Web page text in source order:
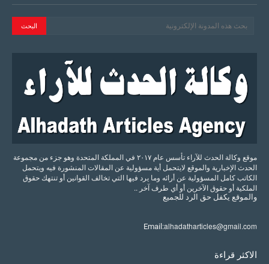
موقع وكالة الحدث للآراء تأسس عام ٢٠١٧ في المملكة المتحدة وهو جزء من مجموعة
الحدث الإخبارية والموقع لايتحمل أية مسؤولية عن المقالات المنشورة فيه ويتحمل
الكاتب كامل المسؤولية عن أرائه وما يرد فيها التي تخالف القوانين أو تنتهك حقوق
الملكية أو حقوق الآخرين أو أي طرف آخر ..
والموقع يكفل حق الرد للجميع
Email:alhadatharticles@gmail.com
الاكثر قراءة